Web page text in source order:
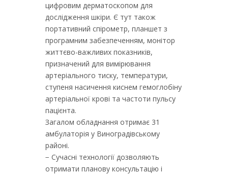
цифровим дерматоскопом для
дослідження шкіри. Є тут також
портативний спірометр, планшет з
програмним забезпеченням, монітор
життєво-важливих показників,
призначений для вимірювання
артеріального тиску, температури,
ступеня насичення киснем гемоглобіну
артеріальної крові та частоти пульсу
пацієнта.
Загалом обладнання отримає 31
амбулаторія у Виноградівському
районі.
− Сучасні технології дозволяють
отримати планову консультацію і